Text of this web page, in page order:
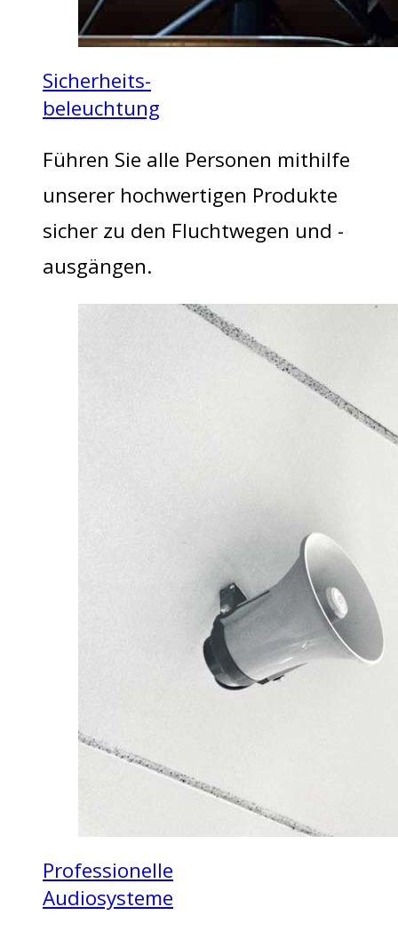
Sicherheits-
beleuchtung
Führen Sie alle Personen mithilfe
unserer hochwertigen Produkte
sicher zu den Fluchtwegen und -
ausgängen.
Professionelle
Audiosysteme